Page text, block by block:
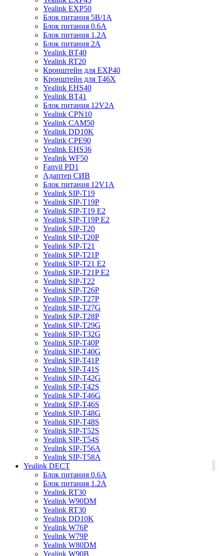
Yealink EXP50
Блок питания 5В/1A
Блок питания 0.6A
Блок питания 1.2A
Блок питания 2A
Yealink BT40
Yealink RT20
Кронштейн для EXP40
Кронштейн для T46X
Yealink EHS40
Yealink BT41
Блок питания 12V2A
Yealink CPN10
Yealink CAM50
Yealink DD10K
Yealink CPE90
Yealink EHS36
Yealink WF50
Fanvil PD1
Адаптер СИВ
Блок питания 12V1A
Yealink SIP-T19
Yealink SIP-T19P
Yealink SIP-T19 E2
Yealink SIP-T19P E2
Yealink SIP-T20
Yealink SIP-T20P
Yealink SIP-T21
Yealink SIP-T21P
Yealink SIP-T21 E2
Yealink SIP-T21P E2
Yealink SIP-T22
Yealink SIP-T26P
Yealink SIP-T27P
Yealink SIP-T27G
Yealink SIP-T28P
Yealink SIP-T29G
Yealink SIP-T32G
Yealink SIP-T40P
Yealink SIP-T40G
Yealink SIP-T41P
Yealink SIP-T41S
Yealink SIP-T42G
Yealink SIP-T42S
Yealink SIP-T46G
Yealink SIP-T46S
Yealink SIP-T48G
Yealink SIP-T48S
Yealink SIP-T52S
Yealink SIP-T54S
Yealink SIP-T56A
Yealink SIP-T58A
Yealink DECT
Блок питания 0.6A
Блок питания 1.2A
Yealink RT30
Yealink W90DM
Yealink RT30
Yealink DD10K
Yealink W76P
Yealink W79P
Yealink W80DM
Yealink W90B